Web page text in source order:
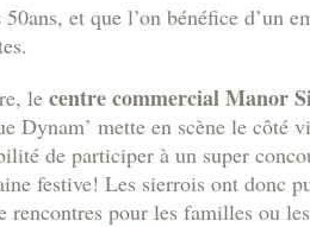
et que l’on bénéfice d’un
le centre commercial Manor
Dynam’ mette en scène le côté
de participer à un super
festive! Les sierrois ont donc
rencontres pour les familles ou